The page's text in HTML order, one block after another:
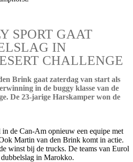
SPORT GAAT
IN
CHALLENGE
Brink gaat zaterdag van start als
in de buggy klasse van de
De 23-jarige Harskamper won de
de Can-Am opnieuw een equipe met
Martin van den Brink komt in actie.
winst bij de trucks. De teams van Eurol
in Marokko.